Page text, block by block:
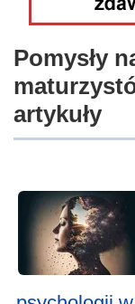
Pomysły
artykuły